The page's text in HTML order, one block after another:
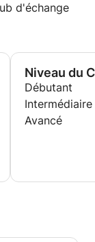
d'échange
Niveau du
Débutant
Intermédiaire
Avancé